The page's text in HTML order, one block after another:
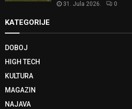
31. Jula 2026. 0
KATEGORIJE
DOBOJ
HIGH TECH
KULTURA
MAGAZIN
NAJAVA